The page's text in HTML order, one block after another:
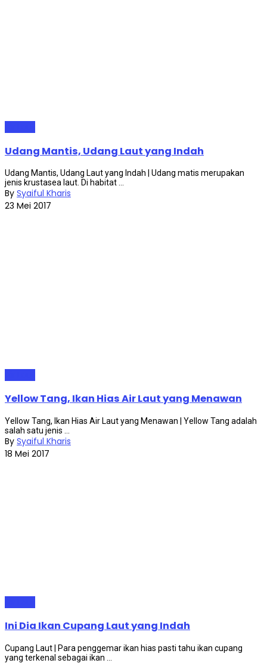
Udang Mantis, Udang Laut yang Indah
Udang Mantis, Udang Laut yang Indah | Udang matis merupakan
jenis krustasea laut. Di habitat ...
By Syaiful Kharis
23 Mei 2017
Yellow Tang, Ikan Hias Air Laut yang Menawan
Yellow Tang, Ikan Hias Air Laut yang Menawan | Yellow Tang adalah
salah satu jenis ...
By Syaiful Kharis
18 Mei 2017
Ini Dia Ikan Cupang Laut yang Indah
Cupang Laut | Para penggemar ikan hias pasti tahu ikan cupang
yang terkenal sebagai ikan ...